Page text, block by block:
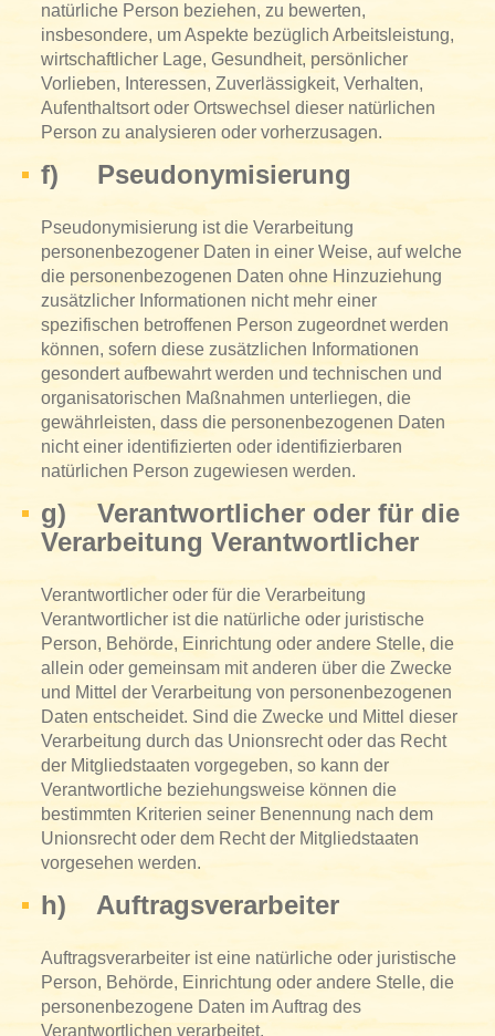
natürliche Person beziehen, zu bewerten,
insbesondere, um Aspekte bezüglich Arbeitsleistung,
wirtschaftlicher Lage, Gesundheit, persönlicher
Vorlieben, Interessen, Zuverlässigkeit, Verhalten,
Aufenthaltsort oder Ortswechsel dieser natürlichen
Person zu analysieren oder vorherzusagen.
f) Pseudonymisierung
Pseudonymisierung ist die Verarbeitung
personenbezogener Daten in einer Weise, auf welche
die personenbezogenen Daten ohne Hinzuziehung
zusätzlicher Informationen nicht mehr einer
spezifischen betroffenen Person zugeordnet werden
können, sofern diese zusätzlichen Informationen
gesondert aufbewahrt werden und technischen und
organisatorischen Maßnahmen unterliegen, die
gewährleisten, dass die personenbezogenen Daten
nicht einer identifizierten oder identifizierbaren
natürlichen Person zugewiesen werden.
g) Verantwortlicher oder für die
Verarbeitung Verantwortlicher
Verantwortlicher oder für die Verarbeitung
Verantwortlicher ist die natürliche oder juristische
Person, Behörde, Einrichtung oder andere Stelle, die
allein oder gemeinsam mit anderen über die Zwecke
und Mittel der Verarbeitung von personenbezogenen
Daten entscheidet. Sind die Zwecke und Mittel dieser
Verarbeitung durch das Unionsrecht oder das Recht
der Mitgliedstaaten vorgegeben, so kann der
Verantwortliche beziehungsweise können die
bestimmten Kriterien seiner Benennung nach dem
Unionsrecht oder dem Recht der Mitgliedstaaten
vorgesehen werden.
h) Auftragsverarbeiter
Auftragsverarbeiter ist eine natürliche oder juristische
Person, Behörde, Einrichtung oder andere Stelle, die
personenbezogene Daten im Auftrag des
Verantwortlichen verarbeitet.